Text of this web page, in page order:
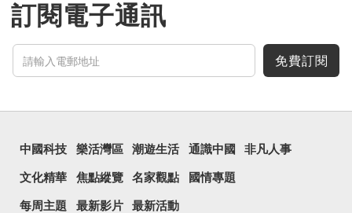
訂閱電子通訊
免費訂閱
中國科技 樂活灣區 潮遊生活 通識中國 非凡人事
文化精華 焦點縱覽 名家觀點 國情專題
每周主題 最新影片 最新活動